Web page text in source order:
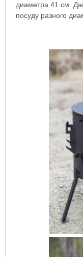
диаметра 41 см.
посуду разного